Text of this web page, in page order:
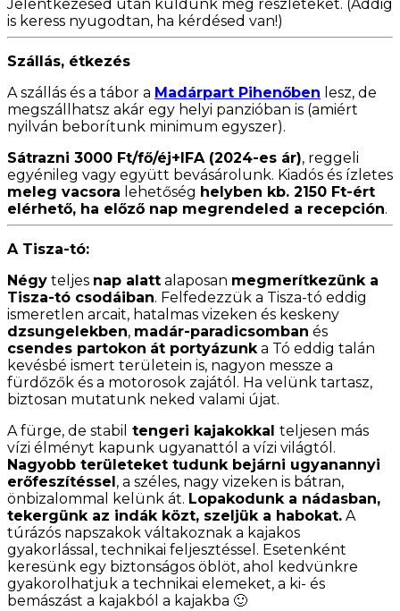
Jelentkezésed után küldünk még részleteket. (Addig
is keress nyugodtan, ha kérdésed van!)
Szállás, étkezés
A szállás és a tábor a Madárpart Pihenőben lesz, de
megszállhatsz akár egy helyi panzióban is (amiért
nyilván beborítunk minimum egyszer).
Sátrazni 3000 Ft/fő/éj+IFA (2024-es ár), reggeli
egyénileg vagy együtt bevásárolunk. Kiadós és ízletes
meleg vacsora lehetőség helyben kb. 2150 Ft-ért
elérhető, ha előző nap megrendeled a recepción.
A Tisza-tó:
Négy teljes nap alatt alaposan megmerítkezünk a
Tisza-tó csodáiban. Felfedezzük a Tisza-tó eddig
ismeretlen arcait, hatalmas vizeken és keskeny
dzsungelekben, madár-paradicsomban és
csendes partokon át portyázunka Tó eddig talán
kevésbé ismert területein is, nagyon messze a
fürdőzők és a motorosok zajától. Ha velünk tartasz,
biztosan mutatunk neked valami újat.
A fürge, de stabil tengeri kajakokkal teljesen más
vízi élményt kapunk ugyanattól a vízi világtól.
Nagyobb területeket tudunk bejárni ugyanannyi
erőfeszítéssel , a széles, nagy vizeken is bátran,
önbizalommal kelünk át. Lopakodunk a nádasban,
tekergünk az indák közt, szeljük a habokat. A
túrázós napszakok váltakoznak a kajakos
gyakorlással, technikai feljesztéssel. Esetenként
keresünk egy biztonságos öblöt, ahol kedvünkre
gyakorolhatjuk a technikai elemeket, a ki- és
bemászást a kajakból a kajakba 🙂